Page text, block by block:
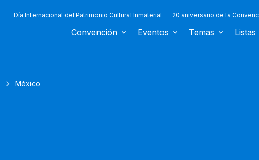
Día Internacional del Patrimonio Cultural Inmaterial 20 aniversario de la
Convención Eventos Temas Listas
México